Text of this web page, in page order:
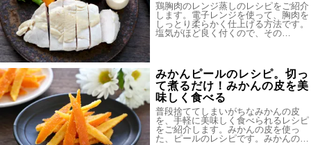
鶏胸肉のレンジ蒸しのレシピをご紹介
します。電子レンジを使って、胸肉を
しっとり柔らかく仕上げる方法です。
塩気がほど良く付くので、その…
みかんピールのレシピ。切っ
て煮るだけ！みかんの皮を美
味しく食べる
普段捨ててしまいがちなみかんの皮
を、手軽に美味しく食べられるレシピ
をご紹介します。みかんの皮を使っ
た、ピールのレシピです。みかんの…